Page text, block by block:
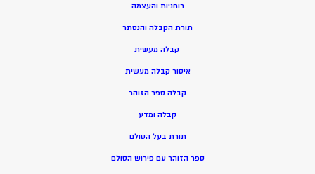
רוחניות והעצמה
תורת הקבלה והנסתר
קבלה מעשית
איסור קבלה מעשית
קבלה ספר הזוהר
קבלה ומדע
תורת בעל הסולם
ספר הזוהר עם פירוש הסולם